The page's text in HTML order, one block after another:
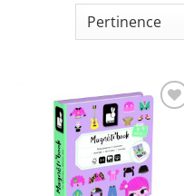
AJOUTER
À LA
LISTE DE
SOUHAITS